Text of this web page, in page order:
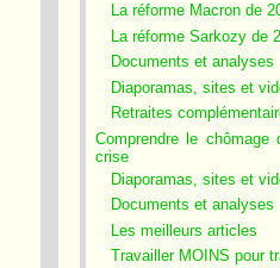
La réforme Macron de
La réforme Sarkozy de
Documents et analyses
Diaporamas, sites et
Retraites
Comprendre le
crise
Diaporamas, sites et
Documents et analyses
Les meilleurs articles
Travailler MOINS pour